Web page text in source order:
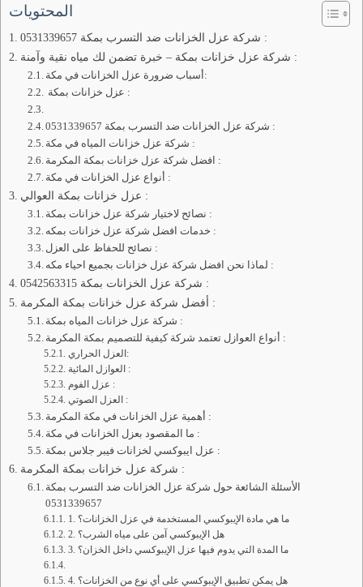
المحتويات
شركة عزل الخزانات ضد التسرب بمكة 0531339657 :
شركة عزل خزانات بمكة – خبرة تضمن لك مياه نقية وآمنة :
أسباب ضرورة عزل الخزانات في مكة:
عزل خزانات بمكة :
شركة عزل الخزانات ضد التسرب بمكة 0531339657 :
شركة عزل خزانات المياه في مكة :
افضل شركة عزل خزانات بمكة المكرمة :
أنواع عزل الخزانات في مكة :
عزل خزانات بمكة العوالي :
نصائح لاختيار شركة عزل خزانات بمكة :
خدمات افضل شركة عزل خزانات بمكه :
نصائح للحفاظ على العزل :
لماذا نحن افضل شركة عزل خزانات بجميع احياء مكه :
شركة عزل الخزانات بمكة 0542563315 :
أفضل شركة عزل خزانات بمكة المكرمة :
شركة عزل خزانات المياه بمكة :
أنواع العوازل تعتمد شركة كيفية للتصميم بمكة المكرمة :
العزل الحراري:
العوازل المائية :
عزل الفوم :
العزل الصوتي :
أهمية عزل الخزانات في مكة المكرمة :
ما المقصود بعزل الخزانات في مكة :
عزل ايبوكسي لخزانات فيبر جلاس بمكة :
شركة عزل خزانات بمكة المكرمة :
الأسئلة الشائعة حول شركة عزل الخزانات ضد التسرب بمكة
0531339657
1. ما هي مادة الإيبوكسي المستخدمة في عزل الخزانات؟
2. هل الإيبوكسي آمن على مياه الشرب؟
3. ما المدة التي يدوم فيها عزل الإيبوكسي داخل الخزان؟
4. هل يمكن تطبيق الإيبوكسي على أي نوع من الخزانات؟